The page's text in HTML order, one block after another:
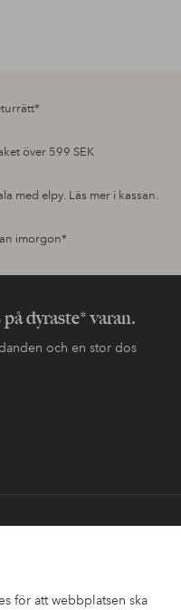
för att webbplatsen ska
över 599 SEK
med elpy. Läs mer i kassan.
imorgon*
dyraste* varan.
och en stor dos
frågorna. Här finns
oss.